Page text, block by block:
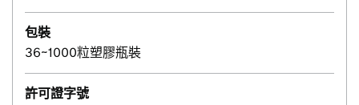
包裝
36~1000粒塑膠瓶裝
許可證字號